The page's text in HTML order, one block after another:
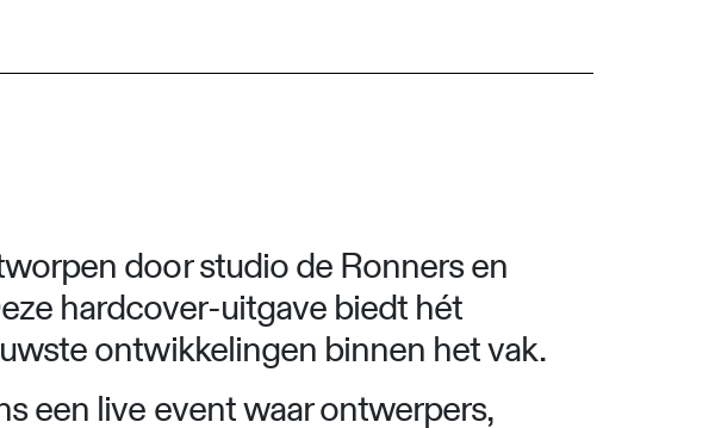
door studio de Ronners en
hardcover-uitgave biedt hét
ontwikkelingen binnen het vak.
een live event waar ontwerpers,